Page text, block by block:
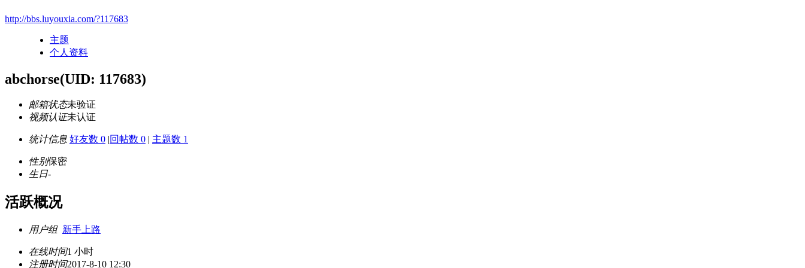
http://bbs.luyouxia.com/?117683
主题
个人资料
abchorse(UID: 117683)
邮箱状态未验证
视频认证未认证
统计信息 好友数 0 |回帖数 0 | 主题数 1
性别保密
生日-
活跃概况
用户组 新手上路
在线时间1 小时
注册时间2017-8-10 12:30